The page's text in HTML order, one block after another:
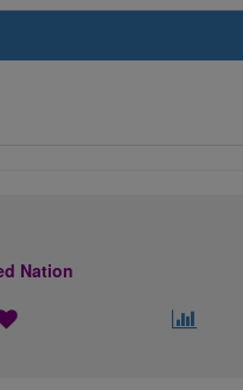
Nation